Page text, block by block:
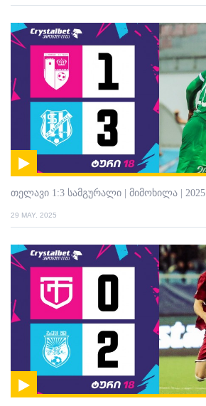
თელავი 1:3 სამგურალი | მიმოხილა | 2025
29 MAY. 2025